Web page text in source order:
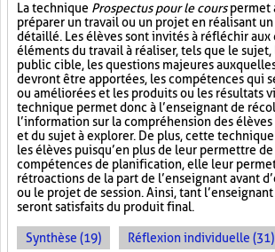
La technique Prospectus pour le courspermet
préparer un travail ou un projet en réalisant
détaillé. Les élèves sont invités à réfléchir
éléments du travail à réaliser, tels que le
public cible, les questions majeures
devront être apportées, les compétences qui
ou améliorées et les produits ou les résultats
technique permet donc à l’enseignant de
l’information sur la compréhension des
et du sujet à explorer. De plus, cette
les élèves puisqu’en plus de leur permettre
compétences de planification, elle leur
rétroactions de la part de l’enseignant avant
ou le projet de session. Ainsi, tant
seront satisfaits du produit final.
Synthèse (19) Réflexion individuelle (31)